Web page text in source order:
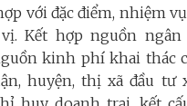
với đặc điểm, nhiệm
Kết hợp nguồn ngân
kinh phí khai thác
huyện, thị xã đầu tư